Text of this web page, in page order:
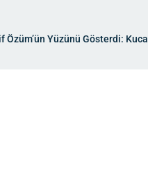
Yüzünü Gösterdi: